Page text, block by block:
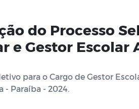
do Processo
e Gestor Escolar
para o Cargo de Gestor
Paraíba - 2024.